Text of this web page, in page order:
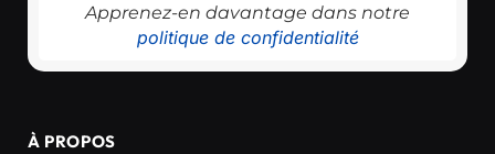
Apprenez-en davantage dans notre
politique de confidentialité
À PROPOS